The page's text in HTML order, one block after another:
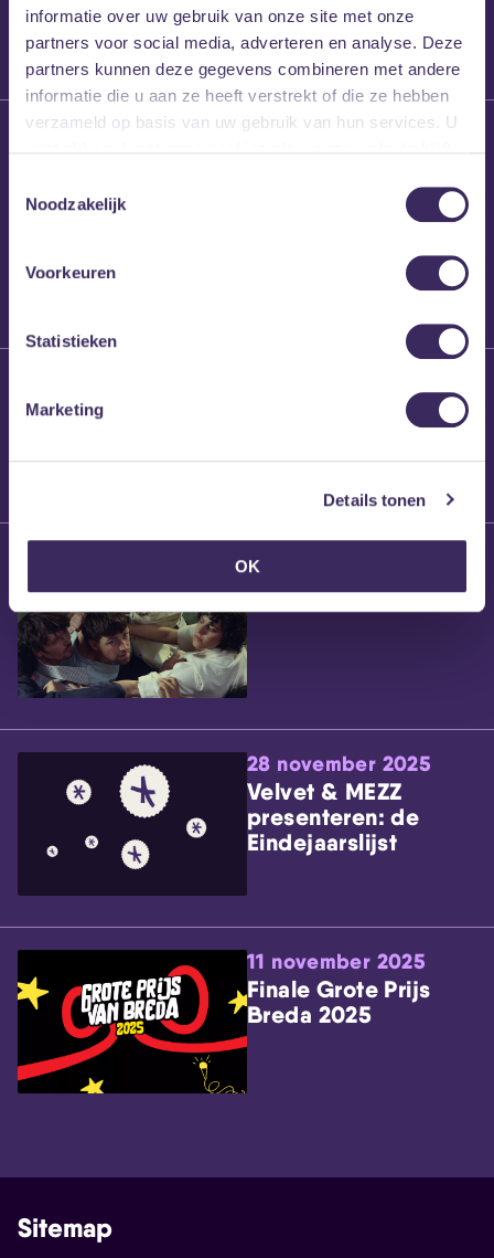
informatie over uw gebruik van onze site met onze
partners voor social media, adverteren en analyse. Deze
partners kunnen deze gegevens combineren met andere
informatie die u aan ze heeft verstrekt of die ze hebben
verzameld op basis van uw gebruik van hun services. U
Noodzakelijk
Voorkeuren
Statistieken
Marketing
Details tonen
OK
26 maart 2026
Brennt Vanneste
24 maart 2026
Willem’s Blog: Ão
28 november 2025
Velvet & MEZZ
presenteren: de
Eindejaarslijst
11 november 2025
Finale Grote Prijs
Breda 2025
Sitemap